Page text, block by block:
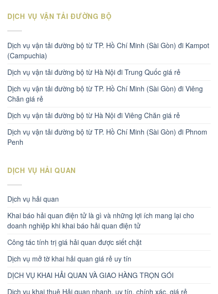
DỊCH VỤ VẬN TẢI ĐƯỜNG BỘ
Dịch vụ vận tải đường bộ từ TP. Hồ Chí Minh (Sài Gòn) đi Kampot
(Campuchia)
Dịch vụ vận tải đường bộ từ Hà Nội đi Trung Quốc giá rẻ
Dịch vụ vận tải đường bộ từ TP. Hồ Chí Minh (Sài Gòn) đi Viêng
Chăn giá rẻ
Dịch vụ vận tải đường bộ từ Hà Nội đi Viêng Chăn giá rẻ
Dịch vụ vận tải đường bộ từ TP. Hồ Chí Minh (Sài Gòn) đi Phnom
Penh
DỊCH VỤ HẢI QUAN
Dịch vụ hải quan
Khai báo hải quan điện tử là gì và những lợi ích mang lại cho
doanh nghiệp khi khai báo hải quan điện tử
Công tác tính trị giá hải quan được siết chặt
Dịch vụ mở tờ khai hải quan giá rẻ uy tín
DỊCH VỤ KHAI HẢI QUAN VÀ GIAO HÀNG TRỌN GÓI
Dịch vụ khai thuê Hải quan nhanh, uy tín, chính xác, giá rẻ